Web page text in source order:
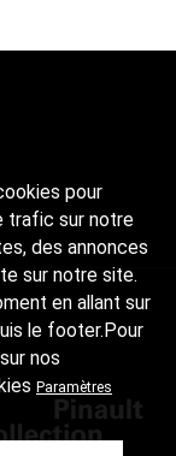
pour
trafic sur notre
des annonces
sur notre site.
en allant sur
le footer.Pour
nos
Paramètres